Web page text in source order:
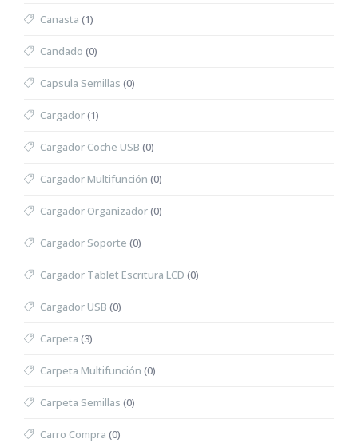
Canasta (1)
Candado (0)
Capsula Semillas (0)
Cargador(1)
Cargador Coche USB (0)
Cargador Multifunción (0)
Cargador Organizador(0)
Cargador Soporte (0)
Cargador Tablet Escritura LCD (0)
Cargador USB (0)
Carpeta (3)
Carpeta Multifunción (0)
Carpeta Semillas (0)
Carro Compra (0)